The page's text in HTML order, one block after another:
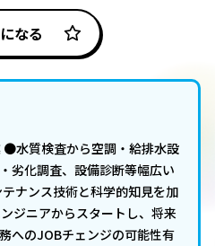
なる
水質検査から空調・給排水設
劣化調査、設備診断等幅広い
ナンス技術と科学的知見を加
ジニアからスタートし、将来
へのJOBチェンジの可能性有